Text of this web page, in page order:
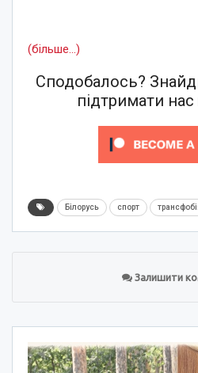
(більше…)
Сподобалось?
підтримати
Білорусь спорт
Залишити